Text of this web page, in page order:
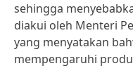
sehingga
diakui oleh Menteri
yang menyatakan
mempengaruhi